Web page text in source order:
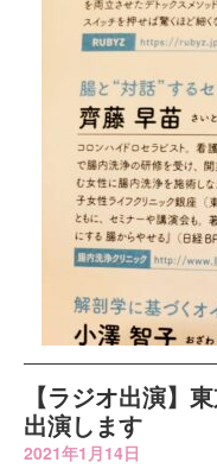
【ラジオ出演】
出演します
2021年1月14日